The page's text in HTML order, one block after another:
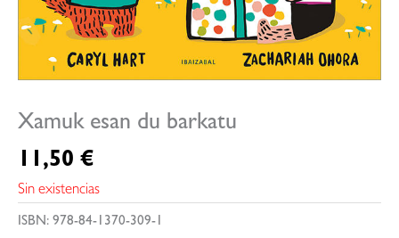
Xamuk esan du barkatu
11,50 €
Sin existencias
ISBN: 978-84-1370-309-1